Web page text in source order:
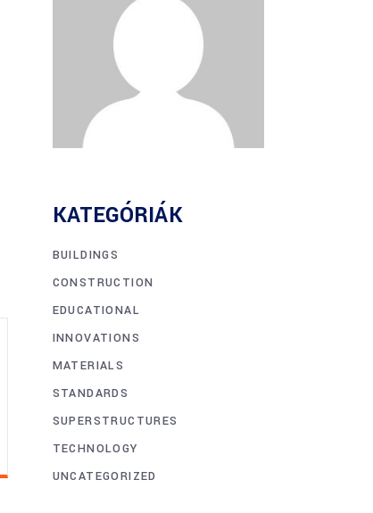
KATEGÓRIÁK
BUILDINGS
CONSTRUCTION
EDUCATIONAL
INNOVATIONS
MATERIALS
STANDARDS
SUPERSTRUCTURES
TECHNOLOGY
UNCATEGORIZED